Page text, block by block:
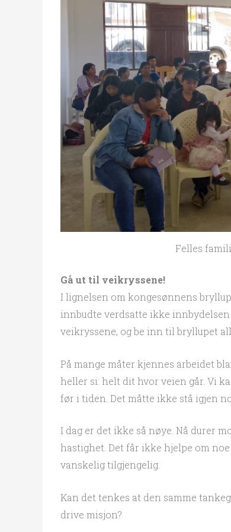
Felles
Gå ut til veikryssene!
I lignelsen om kongesønnens
innbudte verdsatte ikke innbydelsen
veikryssene, og be inn til bryllupet
På mange måter kjennes arbeidet
heller si: helt dit hvor veien går. Vi
før i tiden. Det måtte ikke stå igjen
I dag er det ikke så nøye. Nå durer
hastighet. Det får ikke hjelpe om
vanskelig tilgjengelig.
Kan det tenkes at den samme
drive misjon?